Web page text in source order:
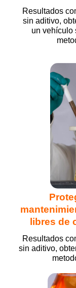
Resultados
sin aditivo,
un vehículo
libres de
Resultados
sin aditivo,